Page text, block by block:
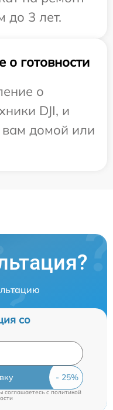
до 3 лет.
готовности
о
DJI, и
вам домой или
со
соглашаетесь cполитикой